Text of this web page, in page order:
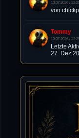
10.07.2026 /
von
Tommy
10.07.2026 /
Letzte
27. Dez
10.07.2026 /
Happy
10.07.2026 /
Hallo